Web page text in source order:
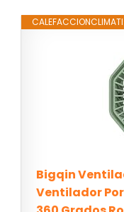
Bigqin
Ventilador